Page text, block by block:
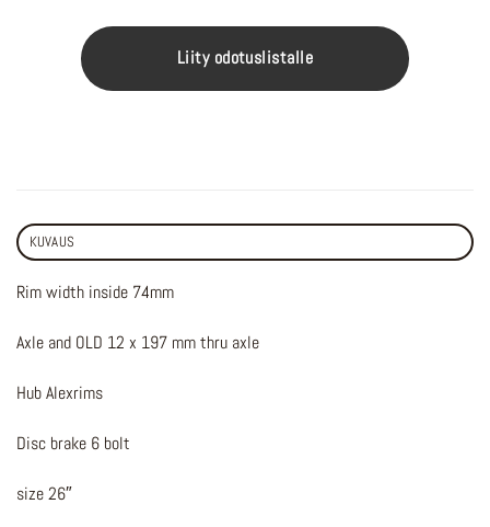
Liity odotuslistalle
KUVAUS
Rim width inside 74mm
Axle and OLD 12 x 197 mm thru axle
Hub Alexrims
Disc brake 6 bolt
size 26″